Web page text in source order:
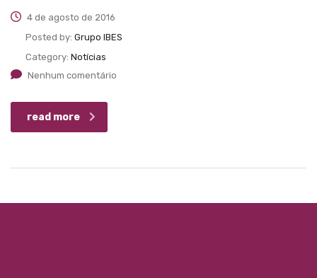
4 de agosto de 2016
Posted by: Grupo IBES
Category: Notícias
Nenhum comentário
read more